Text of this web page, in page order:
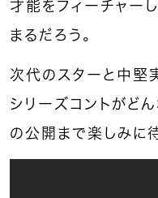
才能をフィーチャー
まるだろう。
次代のスターと中堅
シリーズコントがど
の公開まで楽しみに